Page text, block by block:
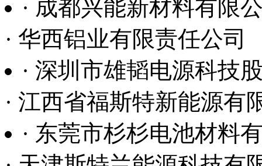
· 东莞市杉杉电池材料
· 天津斯特兰能源科技有
· 华西铝业有限责任公
· 四川长虹新能源科技有
· 北京当升材料科技股